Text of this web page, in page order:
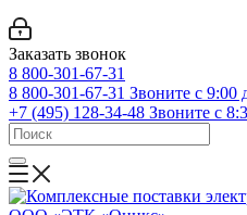
Заказать звонок
8 800-301-67-31
8 800-301-67-31 Звоните с 9:00
+7 (495) 128-34-48 Звоните с